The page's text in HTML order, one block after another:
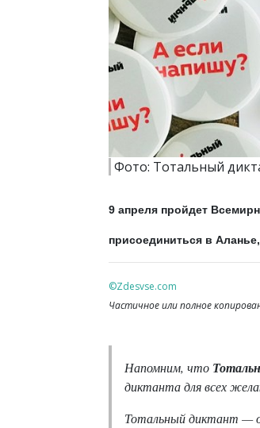
Фото: Тотальный
9 апреля пройдет
присоединиться в
©Zdesvse.com
Частичное или полное
Напомним, что
диктанта для всех
Тотальный диктант —